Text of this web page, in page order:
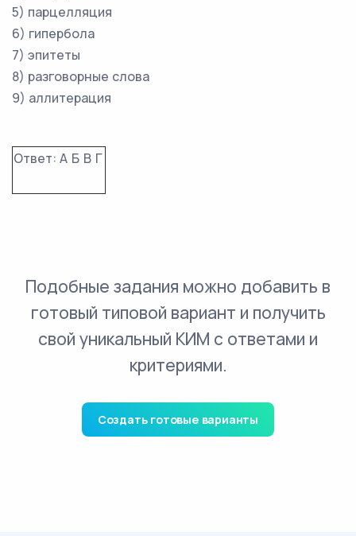
5) парцелляция
6) гипербола
7) эпитеты
8) разговорные слова
9) аллитерация
Ответ: А Б В Г
Подобные задания можно добавить в
готовый типовой вариант и получить
свой уникальный КИМ с ответами и
критериями.
Создать готовые варианты